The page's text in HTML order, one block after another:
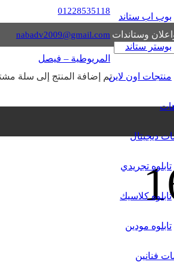
وستاندات
01228535118
nabadv2009@gmail.com
المريوطية – فيصل
تم إضافة المنتج إلى سلة
بوب اب ستاند
بوستر ستاند
منتجات اون لاين
ديجيتال
تابلوه تجريدي
تابلوه كلاسيك
تابلوه مودين
فنانين